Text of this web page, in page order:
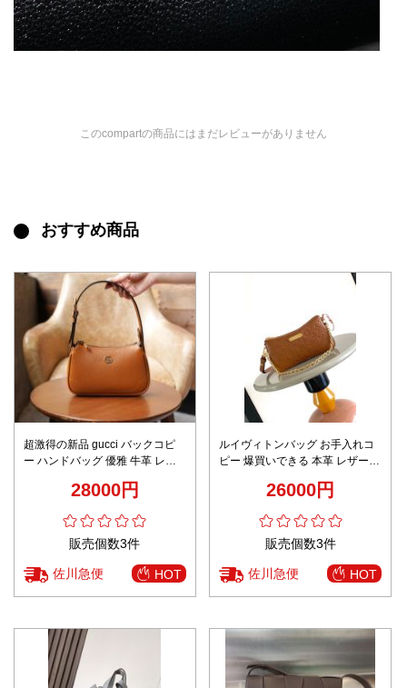
このcompartの商品にはまだレビューがありません
おすすめ商品
超激得の新品 gucci バックコピ
ー ハンドバッグ 優雅 牛革 レデ
28000円
販売個数3件
佐川急便 HOT
ルイヴィトンバッグ お手入れコ
ピー 爆買いできる 本革 レザー
26000円
販売個数3件
佐川急便 HOT